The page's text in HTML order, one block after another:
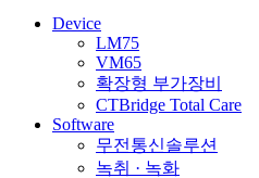
Device
LM75
VM65
확장형 부가장비
CTBridge Total Care
Software
무전통신솔루션
녹취 · 녹화